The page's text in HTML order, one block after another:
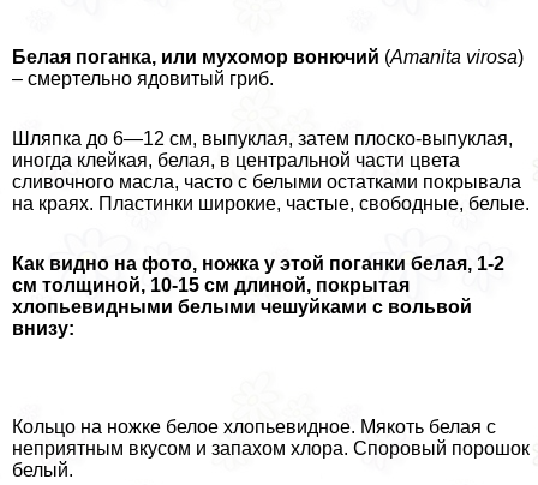
Белая поганка, или мухомор вонючий (Amanita virosa)
– cмepтельно ядовитый гриб.
Шляпка до 6—12 см, выпуклая, затем плоско-выпуклая,
иногда клейкая, белая, в центральной части цвета
сливочного масла, часто с белыми остатками покрывала
на краях. Пластинки широкие, частые, свободные, белые.
Как видно на фото, ножка у этой поганки белая, 1-2
см толщиной, 10-15 см длиной, покрытая
хлопьевидными белыми чешуйками с вольвой
внизу:
Кольцо на ножке белое хлопьевидное. Мякоть белая с
неприятным вкусом и запахом хлора. Споровый порошок
белый.